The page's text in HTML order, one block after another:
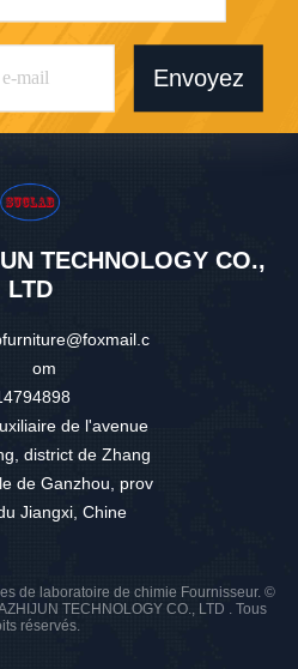
Envoyez
TECHNOLOGY CO.,
LTD
om
de l'avenue
district de Zhang
de Ganzhou, prov
Jiangxi, Chine
de laboratoire de chimie Fournisseur. ©
TECHNOLOGY CO., LTD . Tous
réservés.